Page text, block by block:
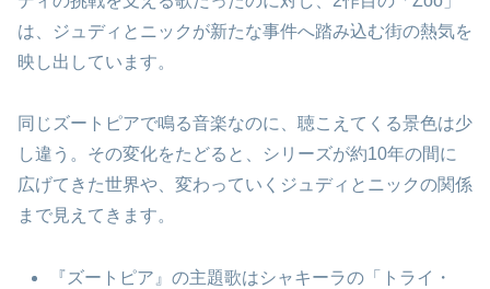
は、ジュディとニックが新たな事件へ踏み込む街の熱気を
映し出しています。
同じズートピアで鳴る音楽なのに、聴こえてくる景色は少
し違う。その変化をたどると、シリーズが約10年の間に
広げてきた世界や、変わっていくジュディとニックの関係
まで見えてきます。
『ズートピア』の主題歌はシャキーラの「トライ・